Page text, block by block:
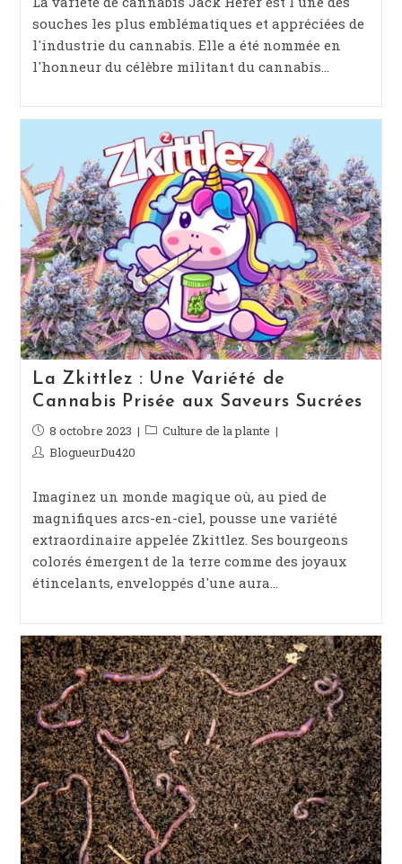
publication :
souches les plus emblématiques et appréciées de
l'industrie du cannabis. Elle a été nommée en
l'honneur du célèbre militant du cannabis…
La Zkittlez : Une Variété de
Cannabis Prisée aux Saveurs Sucrées
Publication
publiée :
8 octobre 2023
PostCulture de la plante
Auteur/autrice
la
publication :
BlogueurDu420
Imaginez un monde magique où, au pied de
magnifiques arcs-en-ciel, pousse une variété
extraordinaire appelée Zkittlez. Ses bourgeons
colorés émergent de la terre comme des joyaux
étincelants, enveloppés d'une aura…